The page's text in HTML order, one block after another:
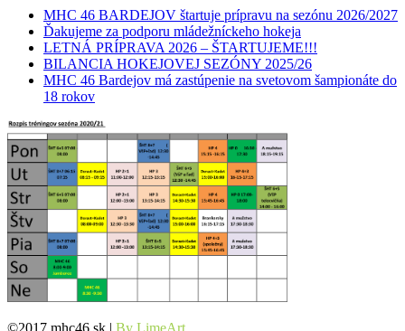
MHC 46 BARDEJOV štartuje prípravu na sezónu 2026/2027
Ďakujeme za podporu mládežníckeho hokeja
LETNÁ PRÍPRAVA 2026 – ŠTARTUJEME!!!
BILANCIA HOKEJOVEJ SEZÓNY 2025/26
MHC 46 Bardejov má zastúpenie na svetovom šampionáte do
18 rokov